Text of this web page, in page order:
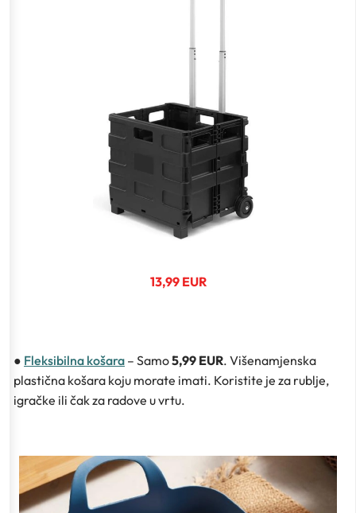
13,99 EUR
● Fleksibilna košara – Samo5,99 EUR. Višenamjenska
plastična košara koju morate imati. Koristite je za rublje,
igračke ili čak za radove u vrtu.